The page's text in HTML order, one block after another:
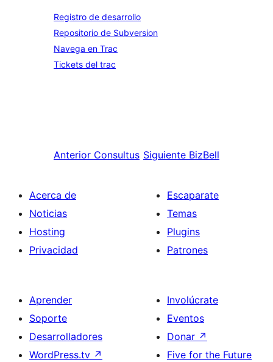
Registro de desarrollo
Repositorio de Subversion
Navega en Trac
Tickets del trac
Anterior Consultus Siguiente BizBell
Acerca de
Noticias
Hosting
Privacidad
Escaparate
Temas
Plugins
Patrones
Aprender
Soporte
Desarrolladores
WordPress.tv ↗
Involúcrate
Eventos
Donar ↗
Five for the Future